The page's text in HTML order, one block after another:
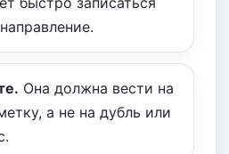
Она должна вести на
а не на дубль или